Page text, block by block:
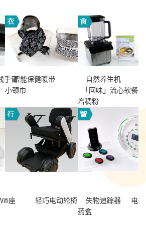
臂
智能保健暖带
小颈巾
自然养生机
「回味」流心软餐
增稠粉
座
轻巧电动轮椅 失物追踪器 电子
药盒